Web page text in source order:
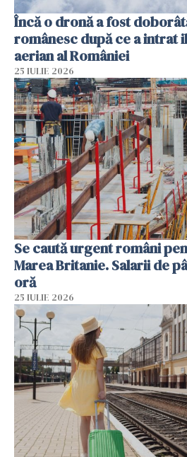
Încă o dronă a fost
românesc după ce a intrat
aerian al României
25 IULIE 2026
Se caută urgent români
Marea Britanie. Salarii de
oră
25 IULIE 2026